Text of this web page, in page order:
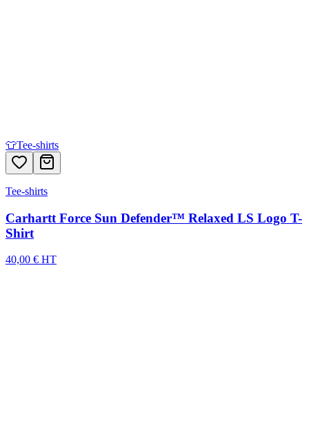
👕Tee-shirts
Tee-shirts
Carhartt Force Sun Defender™ Relaxed LS Logo T-
Shirt
40,00 € HT